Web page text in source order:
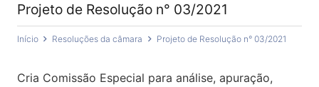
Projeto de Resolução n° 03/2021
Início Resoluções da câmara Projeto de Resolução n° 03/2021
Cria Comissão Especial para análise, apuração,